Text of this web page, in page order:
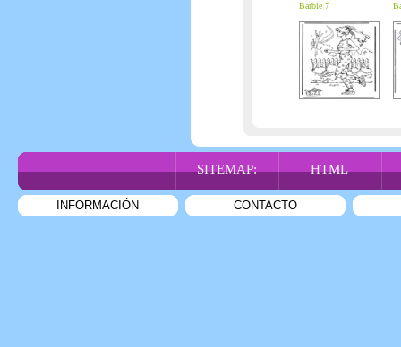
Barbie 7
SITEMAP: HTML
INFORMACIÓN CONTACTO